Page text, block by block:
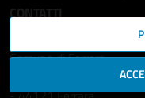
CONTATTI
Comune di Ferrara
Piazza del Municipio, 2